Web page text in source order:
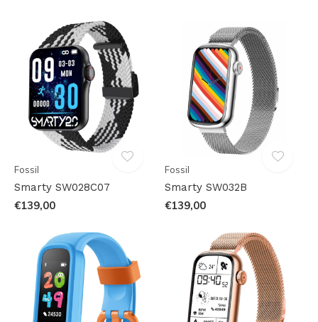
Fossil
Smarty SW028C07
€139,00
Fossil
Smarty SW032B
€139,00